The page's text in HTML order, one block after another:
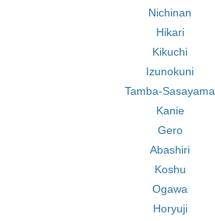
Nichinan
Hikari
Kikuchi
Izunokuni
Tamba-Sasayama
Kanie
Gero
Abashiri
Koshu
Ogawa
Horyuji